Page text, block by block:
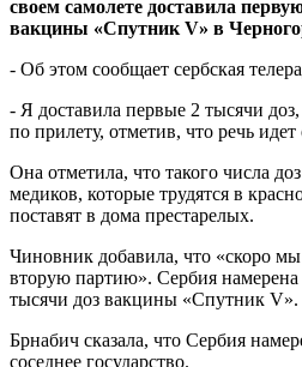
своем самолете доставила
вакцины «Спутник V» в
- Об этом сообщает сербская
- Я доставила первые 2 тысячи
по прилету, отметив, что речь
Она отметила, что такого числа
медиков, которые трудятся в
поставят в дома престарелых.
Чиновник добавила, что «скоро
вторую партию». Сербия намерена
тысячи доз вакцины «Спутник V».
Брнабич сказала, что Сербия
соседнее государство.